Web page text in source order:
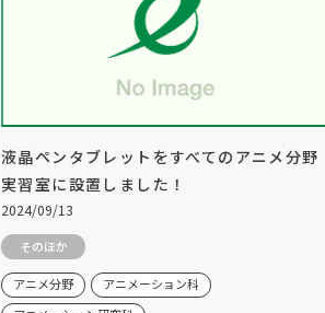
液晶ペンタブレットをすべてのアニメ分野
実習室に設置しました！
2024/09/13
そのほか
アニメ分野
アニメーション科